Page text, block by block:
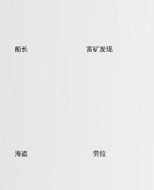
船长 富矿发现
海盗 劳拉